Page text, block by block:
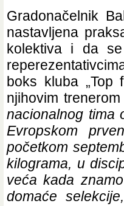
Gradonačelnik
nastavljena
kolektiva i da
boks kluba „Top
njihovim
nacionalnog tima
Evropskom
početkom
kilograma, u
veća kada
domaće